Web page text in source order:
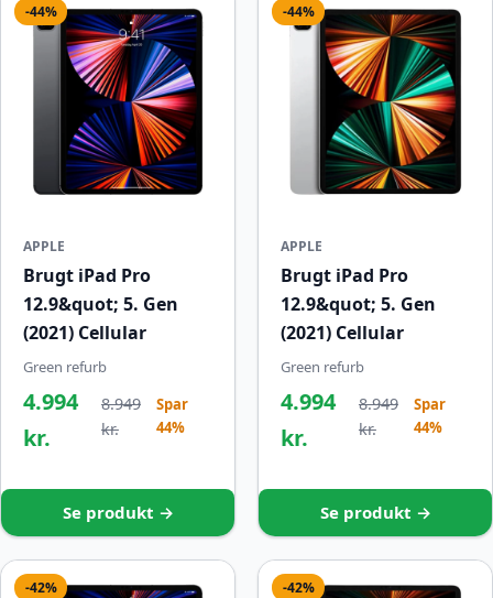
-44%
APPLE
Brugt iPad Pro
12.9&quot; 5. Gen
(2021) Cellular
Green refurb
4.994
kr.
8.949
kr.
Spar
44%
Se produkt →
-44%
APPLE
Brugt iPad Pro
12.9&quot; 5. Gen
(2021) Cellular
Green refurb
4.994
kr.
8.949
kr.
Spar
44%
Se produkt →
-42% -42%